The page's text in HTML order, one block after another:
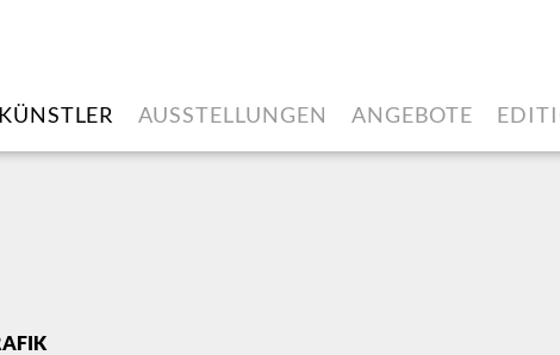
KÜNSTLER AUSSTELLUNGEN ANGEBOTE